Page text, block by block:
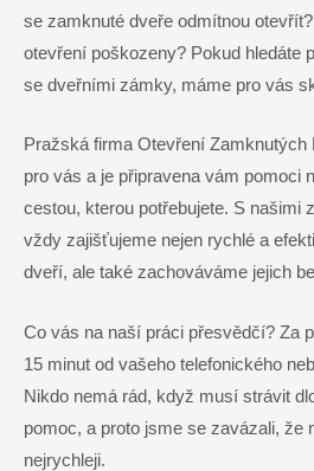
se zamknuté dveře odmítnou
otevření poškozeny? Pokud hledáte
se dveřními zámky, máme pro vás
Pražská firma Otevření Zamknutých
pro vás a je připravena vám pomoci
cestou, kterou potřebujete. S našimi
vždy zajišťujeme nejen rychlé a
dveří, ale také zachováváme jejich
Co vás na naší práci přesvědčí? Za
15 minut od vašeho telefonického
Nikdo nemá rád, když musí strávit
pomoc, a proto jsme se zavázali, že
nejrychleji.